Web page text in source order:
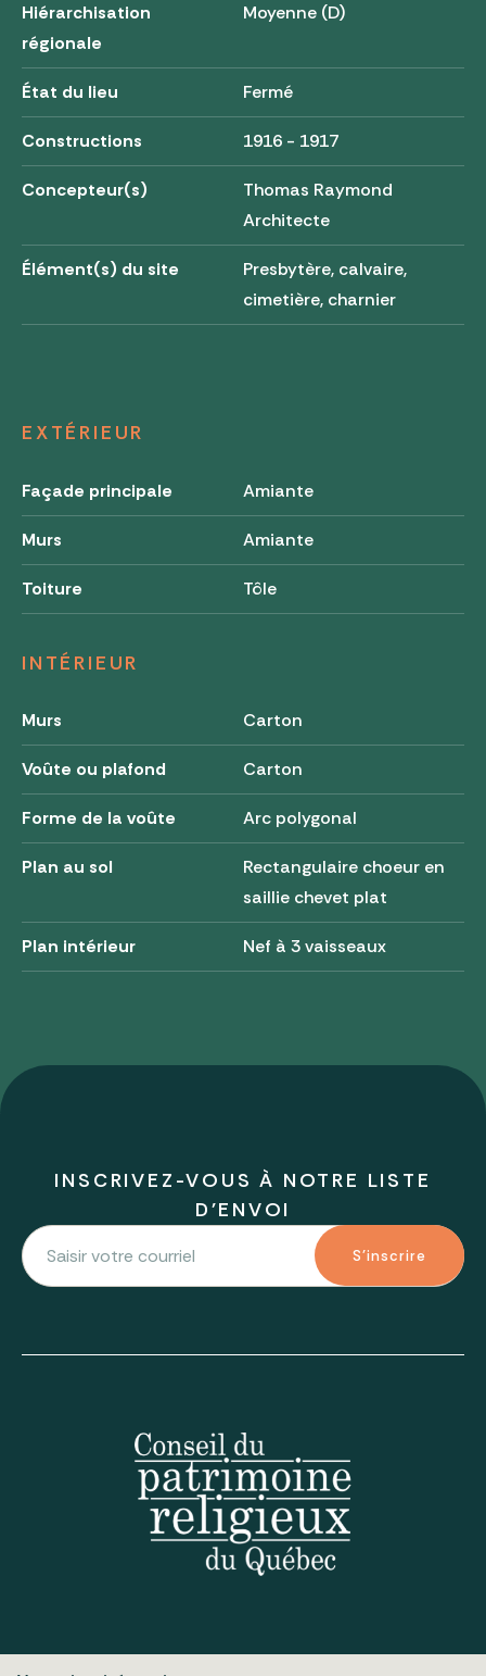
Hiérarchisation
régionale
Moyenne (D)
État du lieu Fermé
Constructions 1916 - 1917
Concepteur(s)
Thomas Raymond
Architecte
Élément(s) du site
Presbytère, calvaire,
cimetière, charnier
EXTÉRIEUR
Façade principale Amiante
Murs Amiante
Toiture Tôle
INTÉRIEUR
Murs Carton
Voûte ou plafond Carton
Forme de la voûte Arc polygonal
Plan au sol
Rectangulaire choeur en
saillie chevet plat
Plan intérieur Nef à 3 vaisseaux
INSCRIVEZ-VOUS À NOTRE LISTE
D'ENVOI
S'inscrire